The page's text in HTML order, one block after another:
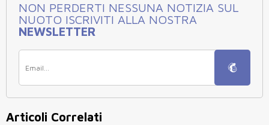
NON PERDERTI NESSUNA NOTIZIA SUL
NUOTO ISCRIVITI ALLA NOSTRA
NEWSLETTER
Articoli Correlati